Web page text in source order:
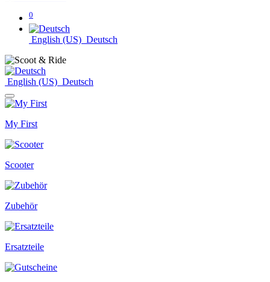
0
English (US) Deutsch
English (US) Deutsch
My First
Scooter
Zubehör
Ersatzteile